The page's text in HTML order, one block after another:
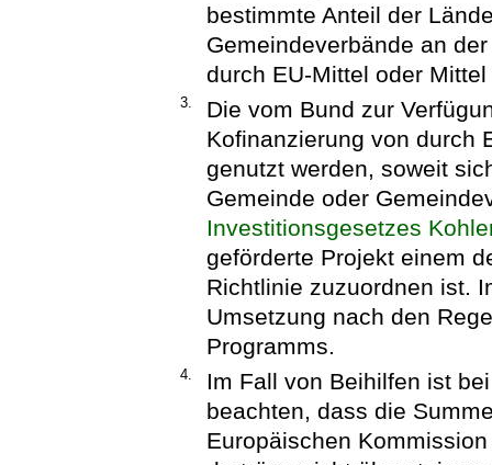
bestimmte Anteil der
Gemeindeverbände an
durch EU-Mittel oder
3.
Die vom Bund zur
Kofinanzierung von durch
genutzt werden, soweit
Gemeinde oder
Investitionsgesetzes
geförderte Projekt einem
Richtlinie zuzuordnen ist.
Umsetzung nach den
Programms.
4.
Im Fall von Beihilfen ist
beachten, dass die
Europäischen